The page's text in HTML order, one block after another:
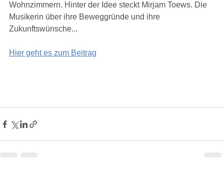
Wohnzimmern. Hinter der Idee steckt Mirjam Toews. Die
Musikerin über ihre Beweggründe und ihre
Zukunftswünsche...
Hier geht es zum Beitrag